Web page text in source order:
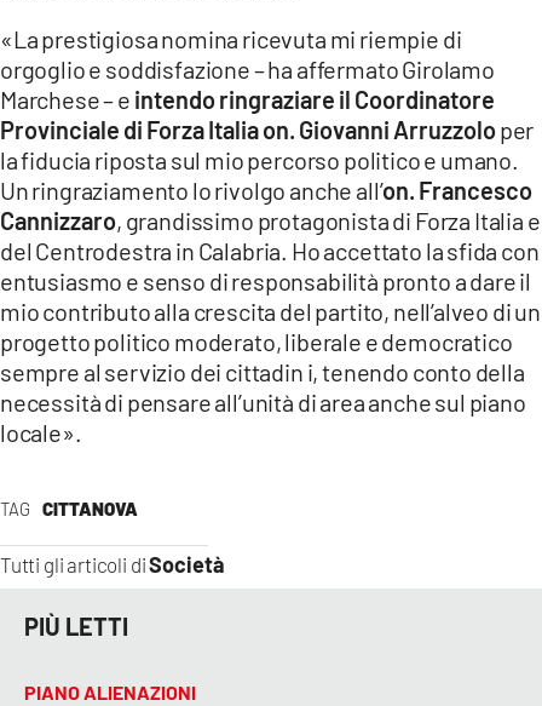
APPLE
TAG CITTANOVA
Tutti gli articoli diSocietà
«La prestigiosa nomina ricevuta mi riempie di
orgoglio e soddisfazione – ha affermato Girolamo
Marchese – e intendo ringraziare il Coordinatore
Provinciale di Forza Italia on. Giovanni Arruzzoloper
la fiducia riposta sul mio percorso politico e umano.
Un ringraziamento lo rivolgo anche all’on. Francesco
Cannizzaro, grandissimo protagonista di Forza Italia e
del Centrodestra in Calabria. Ho accettato la sfida con
entusiasmo e senso di responsabilità pronto a dare il
mio contributo alla crescita del partito, nell’alveo di un
progetto politico moderato, liberale e democratico
sempre al servizio dei cittadin i, tenendo conto della
necessità di pensare all’unità di area anche sul piano
locale».
PIÙ LETTI
PIANO ALIENAZIONI